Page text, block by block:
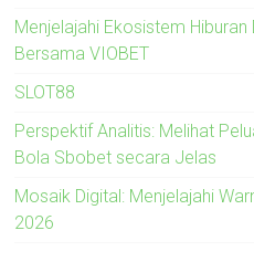
Menjelajahi Ekosistem Hiburan
Bersama VIOBET
SLOT88
Perspektif Analitis: Melihat
Bola Sbobet secara Jelas
Mosaik Digital: Menjelajahi
2026